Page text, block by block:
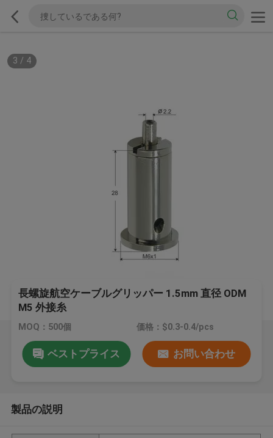
3 / 4
長螺旋航空ケーブルグリッパー 1.5mm 直径 ODM
M5 外接糸
MOQ：500個 価格：$0.3-0.4/pcs
ベストプライス お問い合わせ
製品の説明